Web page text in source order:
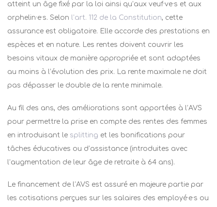
atteint un âge fixé par la loi ainsi qu’aux veuf·ve·s et aux
orphelin·e·s. Selon l’art. 112 de la Constitution, cette
assurance est obligatoire. Elle accorde des prestations en
espèces et en nature. Les rentes doivent couvrir les
besoins vitaux de manière appropriée et sont adaptées
au moins à l’évolution des prix. La rente maximale ne doit
pas dépasser le double de la rente minimale.
Au fil des ans, des améliorations sont apportées à l’AVS
pour permettre la prise en compte des rentes des femmes
en introduisant le splitting et les bonifications pour
tâches éducatives ou d’assistance (introduites avec
l’augmentation de leur âge de retraite à 64 ans).
Le financement de l’AVS est assuré en majeure partie par
les cotisations perçues sur les salaires des employé·e·s ou